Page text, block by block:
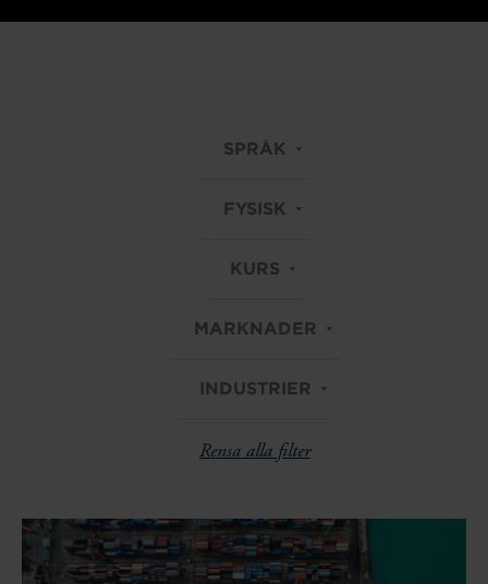
SPRÅK
FYSISK
KURS
MARKNADER
INDUSTRIER
Rensa alla filter